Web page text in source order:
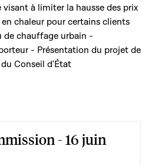
à limiter la hausse des prix
chaleur pour certains clients
de chauffage urbain -
- Présentation du projet de
Conseil d'État
- 16 juin